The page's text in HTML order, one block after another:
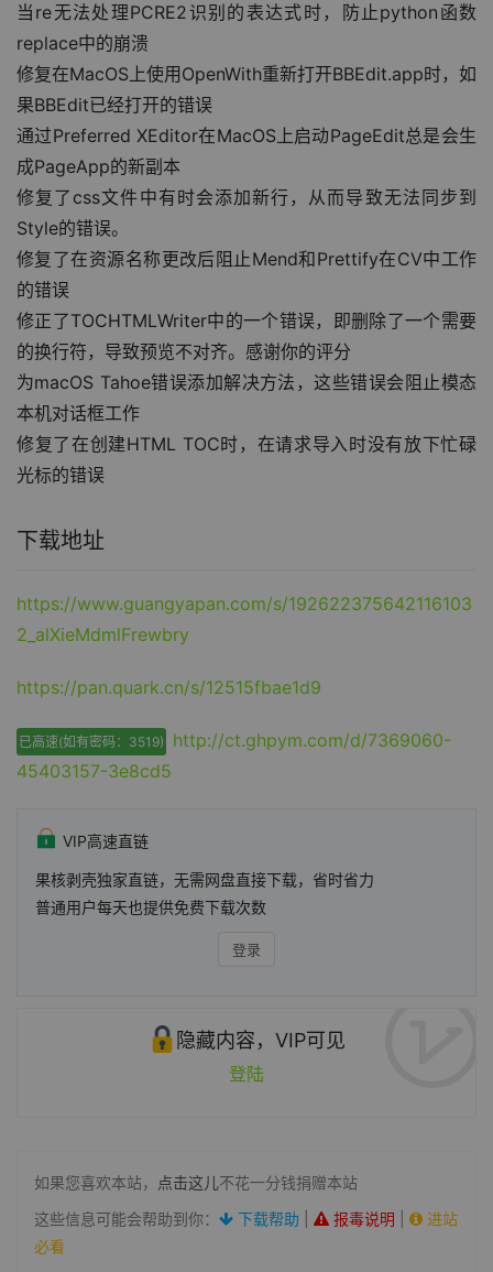
当re无法处理PCRE2识别的表达式时，防止python函数
replace中的崩溃
修复在MacOS上使用OpenWith重新打开BBEdit.app时，如
果BBEdit已经打开的错误
通过Preferred XEditor在MacOS上启动PageEdit总是会生
成PageApp的新副本
修复了css文件中有时会添加新行，从而导致无法同步到
Style的错误。
修复了在资源名称更改后阻止Mend和Prettify在CV中工作
的错误
修正了TOCHTMLWriter中的一个错误，即删除了一个需要
的换行符，导致预览不对齐。感谢你的评分
为macOS Tahoe错误添加解决方法，这些错误会阻止模态
本机对话框工作
修复了在创建HTML TOC时，在请求导入时没有放下忙碌
光标的错误
下载地址
https://www.guangyapan.com/s/192622375642116103
2_alXieMdmlFrewbry
https://pan.quark.cn/s/12515fbae1d9
已高速(如有密码：3519)
http://ct.ghpym.com/d/7369060-
45403157-3e8cd5
VIP高速直链
果核剥壳独家直链，无需网盘直接下载，省时省力
普通用户每天也提供免费下载次数
登录
隐藏内容，VIP可见
登陆
如果您喜欢本站， 点击这儿不花一分钱捐赠本站
这些信息可能会帮助到你：
下载帮助 报毒说明
进站
必看